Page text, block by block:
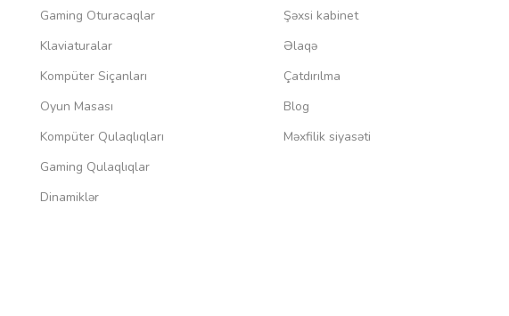
Gaming Oturacaqlar
Klaviaturalar
Kompüter Siçanları
Oyun Masası
Kompüter Qulaqlıqları
Gaming Qulaqlıqlar
Dinamiklər
Şəxsi kabinet
Əlaqə
Çatdırılma
Blog
Məxfilik siyasəti